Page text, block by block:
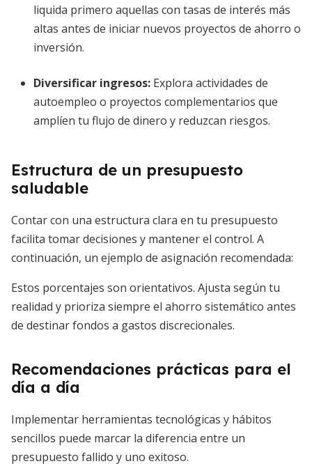
liquida primero aquellas con tasas de interés más
altas antes de iniciar nuevos proyectos de ahorro o
inversión.
Diversificar ingresos: Explora actividades de
autoempleo o proyectos complementarios que
amplíen tu flujo de dinero y reduzcan riesgos.
Estructura de un presupuesto
saludable
Contar con una estructura clara en tu presupuesto
facilita tomar decisiones y mantener el control. A
continuación, un ejemplo de asignación recomendada:
Estos porcentajes son orientativos. Ajusta según tu
realidad y prioriza siempre el ahorro sistemático antes
de destinar fondos a gastos discrecionales.
Recomendaciones prácticas para el
día a día
Implementar herramientas tecnológicas y hábitos
sencillos puede marcar la diferencia entre un
presupuesto fallido y uno exitoso.